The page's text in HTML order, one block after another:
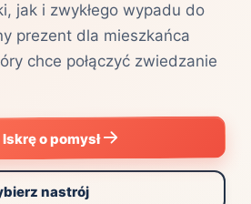
jak i zwykłego wypadu do
prezent dla mieszkańca
chce połączyć zwiedzanie
o pomysł
nastrój